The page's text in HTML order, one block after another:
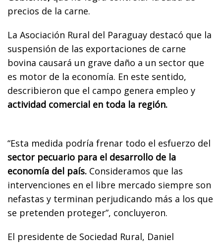
precios de la carne.
La Asociación Rural del Paraguay destacó que la
suspensión de las exportaciones de carne
bovina causará un grave daño a un sector que
es motor de la economía. En este sentido,
describieron que el campo genera empleo y
actividad comercial en toda la región.
“Esta medida podría frenar todo el esfuerzo del
sector pecuario para el desarrollo de la
economía del país. Consideramos que las
intervenciones en el libre mercado siempre son
nefastas y terminan perjudicando más a los que
se pretenden proteger”, concluyeron.
El presidente de Sociedad Rural, Daniel